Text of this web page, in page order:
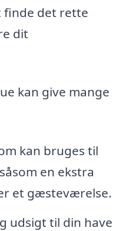
finde det rette
dit
kan give mange
kan bruges til
en ekstra
et gæsteværelse.
udsigt til din have